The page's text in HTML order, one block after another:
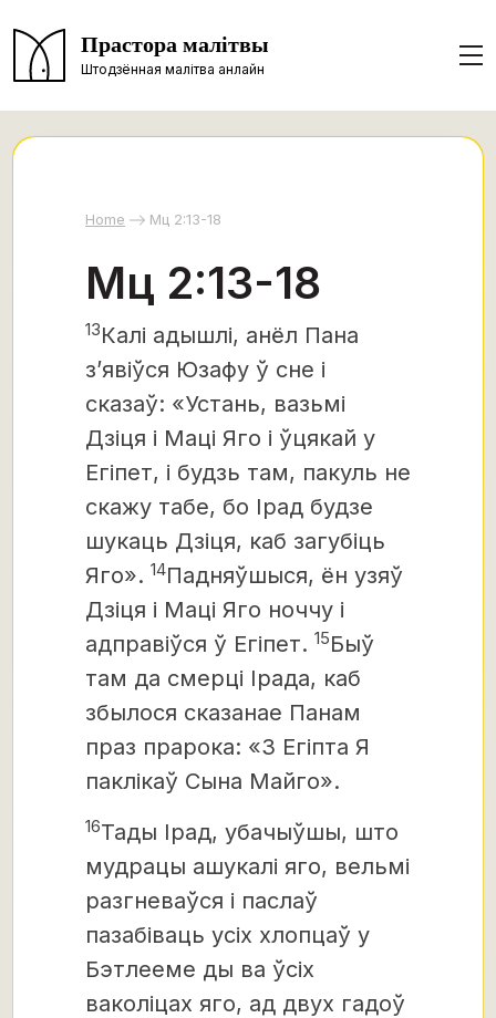
Прастора малітвы
Штодзённая малітва анлайн
Home Мц 2:13-18
Мц 2:13-18
13Калі адышлі, анёл Пана
з’явіўся Юзафу ў сне і
сказаў: «Устань, вазьмі
Дзіця і Маці Яго і ўцякай у
Егіпет, і будзь там, пакуль не
скажу табе, бо Ірад будзе
шукаць Дзіця, каб загубіць
Яго». 14Падняўшыся, ён узяў
Дзіця і Маці Яго ноччу і
адправіўся ў Егіпет. 15Быў
там да смерці Ірада, каб
збылося сказанае Панам
праз прарока: «З Егіпта Я
паклікаў Сына Майго».
16Тады Ірад, убачыўшы, што
мудрацы ашукалі яго, вельмі
разгневаўся і паслаў
пазабіваць усіх хлопцаў у
Бэтлееме ды ва ўсіх
ваколіцах яго, ад двух гадоў